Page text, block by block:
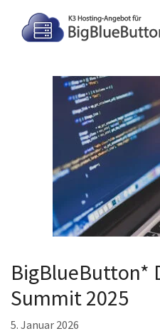
Inhalt
springen
BigBlueButton*
Summit 2025
5. Januar 2026